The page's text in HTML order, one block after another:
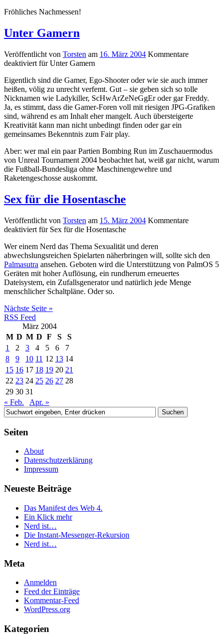
Fröhliches Nachmessen!
Unter Gamern
Veröffentlicht von Torsten am 16. März 2004 Kommentare
deaktiviert für Unter Gamern
Eigentlich sind die Gamer, Ego-Shooter oder wie sie auch immer
heißen, völig zu unrecht verfemt. Gut – sie geben sich so tolle
Nicknamen wie Ladykiller, ScHwArZeNeGgEr oder gar Freddy.
Ja, es stimmt, dass die Gamer-Foren voll mit riesigen JPG-Grafiken
sind, während es am Inhalt eher mangelt. Auch übersteigerte
Kreativität kann man nicht unbedingt finden oder gar ein
gemeinsames Bekenntnis zum Fair play.
Aber: wer mal ein paar Partien Bombing Run im Zuschauermodus
von Unreal Tournament 2004 beobachtet hat, weiß gar nicht, warum
die Fußball-Bundesliga ohne Maschinengewehre und
Raketengeschosse auskommt.
Sex für die Hosentasche
Veröffentlicht von Torsten am 15. März 2004 Kommentare
deaktiviert für Sex für die Hosentasche
Wer einem Nerd das Thema Sexualität und deren
abwechslungsreichen Spielarten näherbringen will, sollte sich den
Palmasutra ansehen. Geboten wird die Unterstützung von PalmOS 5
Geräten mit hoher Auflösung, ein rundherum erneuertes
Dateisystem, ein Zufallsgenerator und natürlich jede Menge
menschlicher Schaltpläne. Oder so.
Nächste Seite »
RSS Feed
März 2004
M D M D F S
S
1
2 3 4 5 6
7
8
9 10 11 12 13 14
15 16 17 18 19 20 21
22 23 24 25 26 27 28
29 30 31
« Feb.
Apr. »
Seiten
About
Datenschutzerklärung
Impressum
Neueste Beiträge
Das Manifest des Web 4.
Ein Klick mehr
Nerd ist…
Die Instant-Messenger-Rekursion
Nerd ist…
Meta
Anmelden
Feed der Einträge
Kommentar-Feed
WordPress.org
Kategorien